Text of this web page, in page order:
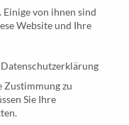
von ihnen sind
Website und Ihre
Zustimmung zu
Sie Ihre